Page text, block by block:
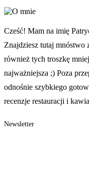
Cześć! Mam na imię
Znajdziesz tutaj mnóstwo
również tych troszkę
najważniejsza ;) Poza
odnośnie szybkiego
recenzje restauracji i
Newsletter